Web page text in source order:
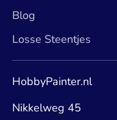
Blog
Losse Steentjes
HobbyPainter.nl
Nikkelweg 45